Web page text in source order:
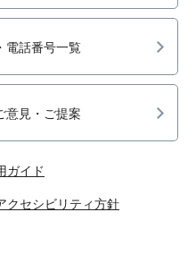
電話番号一覧
意見・ご提案
ガイド
クセシビリティ方針